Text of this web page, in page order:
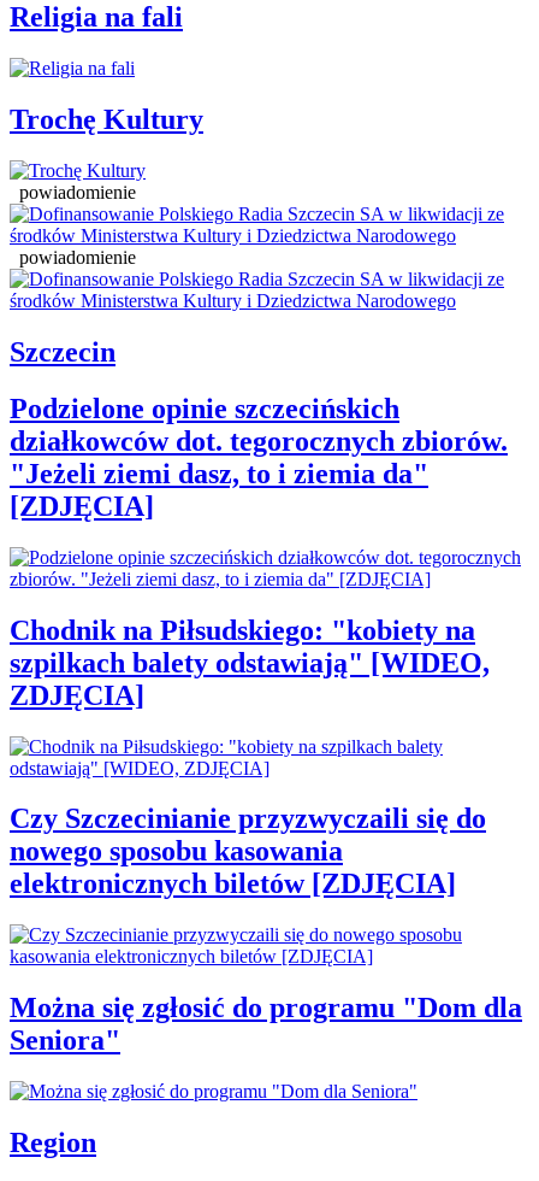
Religia na fali
Trochę Kultury
powiadomienie
powiadomienie
Szczecin
Podzielone opinie szczecińskich
działkowców dot. tegorocznych zbiorów.
"Jeżeli ziemi dasz, to i ziemia da"
[ZDJĘCIA]
Chodnik na Piłsudskiego: "kobiety na
szpilkach balety odstawiają" [WIDEO,
ZDJĘCIA]
Czy Szczecinianie przyzwyczaili się do
nowego sposobu kasowania
elektronicznych biletów [ZDJĘCIA]
Można się zgłosić do programu "Dom dla
Seniora"
Region